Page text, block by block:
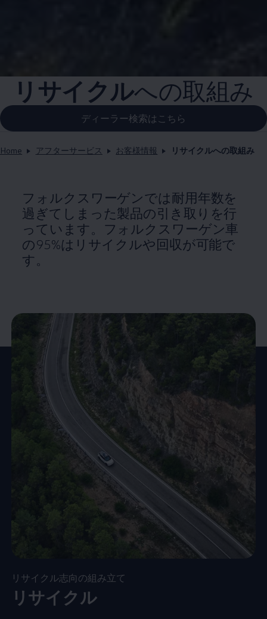
リサイクルへの取組み
ディーラー検索はこちら
Home アフターサービス お客様情報 リサイクルへの取組み
フォルクスワーゲンでは耐用年数を
過ぎてしまった製品の引き取りを行
っています。フォルクスワーゲン車
の95%はリサイクルや回収が可能で
す。
リサイクル志向の組み立て
リサイクル